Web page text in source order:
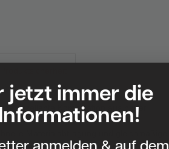
exzellente Kombination aus hoher
jetzt immer die